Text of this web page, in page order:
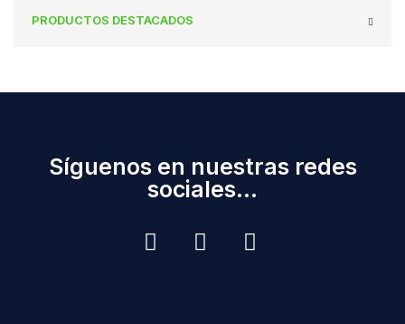
PRODUCTOS DESTACADOS
Síguenos en nuestras redes
sociales...